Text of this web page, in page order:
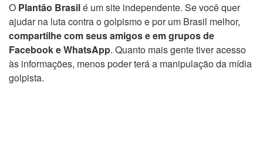
O Plantão Brasilé um site independente. Se você quer
ajudar na luta contra o golpismo e por um Brasil melhor,
compartilhe com seus amigos e em grupos de
Facebook e WhatsApp. Quanto mais gente tiver acesso
às informações, menos poder terá a manipulação da mídia
golpista.